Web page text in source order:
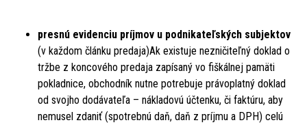
presnú evidenciu príjmov u podnikateľských subjektov
(v každom článku predaja)Ak existuje nezničiteľný doklad o
tržbe z koncového predaja zapísaný vo fiškálnej pamäti
pokladnice, obchodník nutne potrebuje právoplatný doklad
od svojho dodávateľa – nákladovú účtenku, či faktúru, aby
nemusel zdaniť (spotrebnú daň, daň z príjmu a DPH) celú